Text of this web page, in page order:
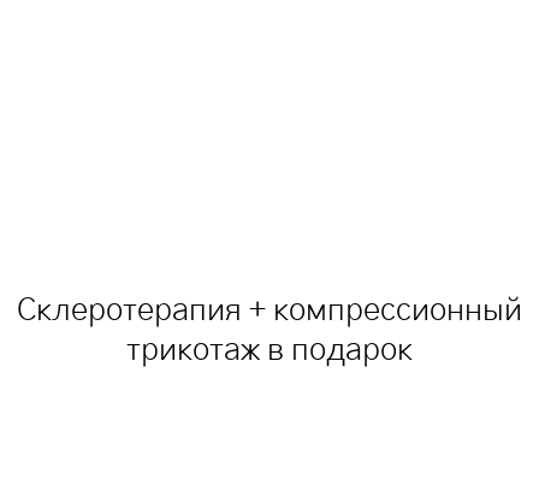
Склеротерапия + компрессионный
трикотаж в подарок